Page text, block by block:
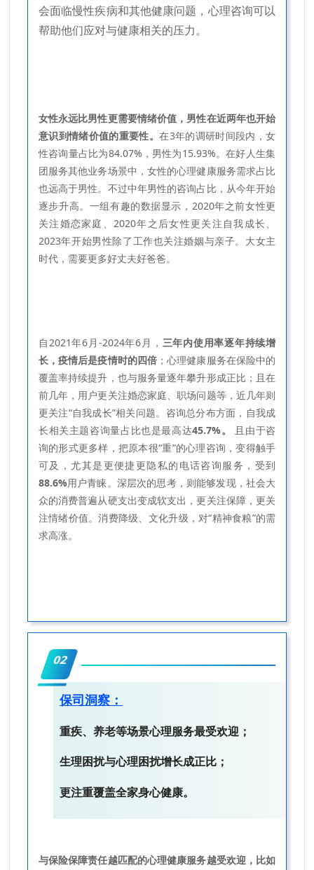
会面临慢性疾病和其他健康问题，心理咨询可以
帮助他们应对与健康相关的压力。
女性永远比男性更需要情绪价值，男性在近两年也开始
意识到情绪价值的重要性。在3年的调研时间段内，女
性咨询量占比为84.07%，男性为15.93%。在好人生集
团服务其他业务场景中，女性的心理健康服务需求占比
也远高于男性。不过中年男性的咨询占比，从今年开始
逐步升高。一组有趣的数据显示，2020年之前女性更
关注婚恋家庭、2020年之后女性更关注自我成长、
2023年开始男性除了工作也关注婚姻与亲子。大女主
时代，需要更多好丈夫好爸爸。
自2021年6月-2024年6月， 三年内使用率逐年持续增
长，疫情后是疫情时的四倍 ；心理健康服务在保险中的
覆盖率持续提升，也与服务量逐年攀升形成正比；且在
前几年，用户更关注婚恋家庭、职场问题等，近几年则
更关注“自我成长”相关问题。咨询总分布方面，自我成
长相关主题咨询量占比也是最高达45.7%。
且由于咨
询的形式更多样，把原本很“重”的心理咨询，变得触手
可及，尤其是更便捷更隐私的电话咨询服务，受到
88.6%用户青睐。深层次的思考，则能够发现，社会大
众的消费普遍从硬支出变成软支出，更关注保障，更关
注情绪价值。消费降级、文化升级，对“精神食粮”的需
求高涨。
02
保司洞察：
重疾、养老等场景心理服务最受欢迎；
生理困扰与心理困扰增长成正比；
更注重覆盖全家身心健康。
与保险保障责任越匹配的心理健康服务越受欢迎， 比如